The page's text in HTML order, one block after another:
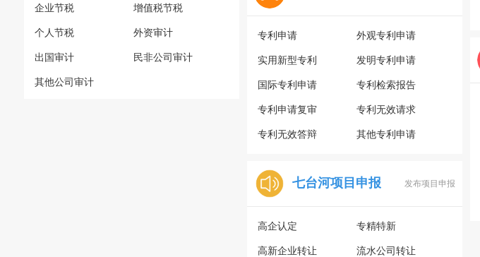
企业节税 增值税节税
个人节税 外资审计
出国审计 民非公司审计
其他公司审计
专利申请 外观专利申请
实用新型专利 发明专利申请
国际专利申请 专利检索报告
专利申请复审 专利无效请求
专利无效答辩 其他专利申请
七台河项目申报 发布项目申报
高企认定 专精特新
高新企业转让 流水公司转让